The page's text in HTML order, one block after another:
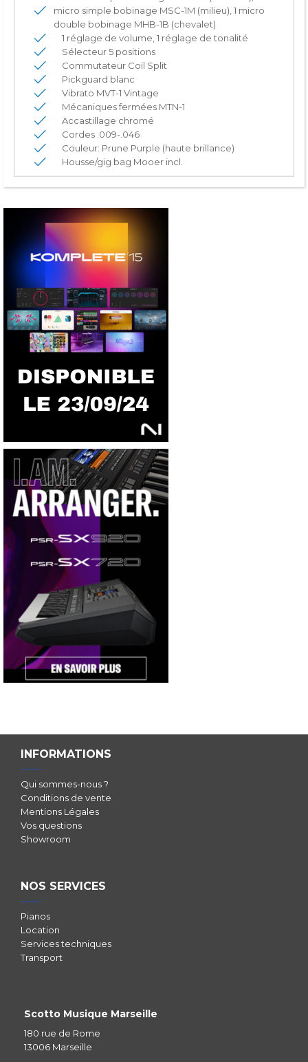
micro simple bobinage MSC-1M (milieu), 1 micro
double bobinage MHB-1B (chevalet)
1 réglage de volume, 1 réglage de tonalité
Sélecteur 5 positions
Commutateur Coil Split
Pickguard blanc
Vibrato MVT-1 Vintage
Mécaniques fermées MTN-1
Accastillage chromé
Cordes .009-.046
Couleur: Prune Purple (haute brillance)
Housse/gig bag Mooer incl.
INFORMATIONS
Qui sommes-nous ?
Conditions de vente
Mentions Légales
Vos questions
Showroom
NOS SERVICES
Pianos
Location
Services techniques
Transport
Scotto Musique Marseille
180 rue de Rome
13006 Marseille